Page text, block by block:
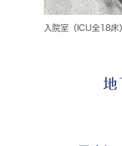
入院室（ICU全18床